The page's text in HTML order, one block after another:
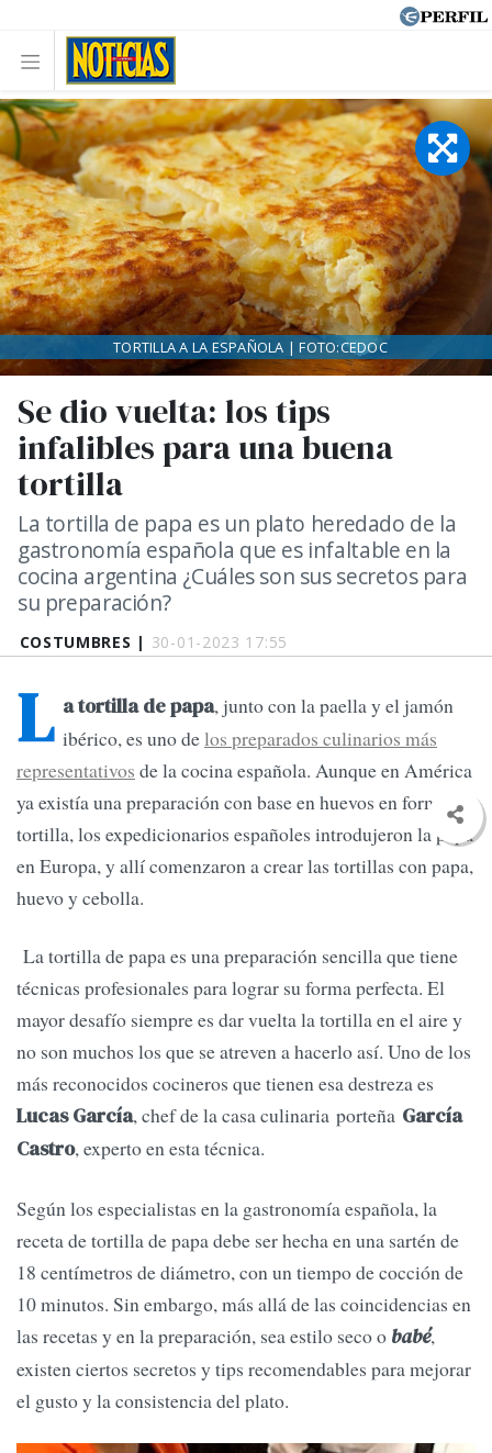
COSTUMBRES | 30-01-2023 17:55
Se dio vuelta: los tips
infalibles para una buena
tortilla
La tortilla de papa es un plato heredado de la
gastronomía española que es infaltable en la
cocina argentina ¿Cuáles son sus secretos para
su preparación?
TORTILLA A LA ESPAÑOLA | FOTO:CEDOC
L a tortilla de papa, junto con la paella y el jamón
ibérico, es uno delos preparados culinarios más
representativos de la cocina española. Aunque en América
ya existía una preparación con base en huevos en forma de
tortilla, los expedicionarios españoles introdujeron la papa
en Europa, y allí comenzaron a crear las tortillas con papa,
huevo y cebolla.
La tortilla de papa es una preparación sencilla que tiene
técnicas profesionales para lograr su forma perfecta. El
mayor desafío siempre es dar vuelta la tortilla en el aire y
no son muchos los que se atreven a hacerlo así. Uno de los
más reconocidos cocineros que tienen esa destreza es
Lucas García, chef de la casa culinaria porteña García
Castro, experto en esta técnica.
Según los especialistas en la gastronomía española, la
receta de tortilla de papa debe ser hecha en una sartén de
18 centímetros de diámetro, con un tiempo de cocción de
10 minutos. Sin embargo, más allá de las coincidencias en
las recetas y en la preparación, sea estilo seco o babé,
existen ciertos secretos y tips recomendables para mejorar
el gusto y la consistencia del plato.